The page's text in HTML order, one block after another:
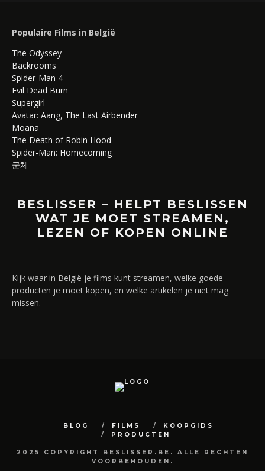
Populaire Films in België
The Odyssey
Backrooms
Spider-Man 4
Evil Dead Burn
Supergirl
Avatar: Aang, The Last Airbender
Moana
The Death of Robin Hood
Spider-Man: Homecoming
군체
BESLISSER – HELPT BESLISSEN
WAT JE MOET STREAMEN,
LEZEN OF KOPEN ONLINE
Kijk waar in België je films kunt streamen, welke goede
producten je moet kopen, en welke artikelen je niet mag
missen.
BLOG FILMS
KOOPGIDS
PRODUCTEN
2025 COPYRIGHT BESLISSER.BE. ALLE RECHTEN
VOORBEHOUDEN.